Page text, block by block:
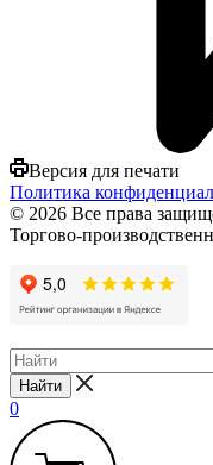
Версия для печати
Политика
© 2026 Все права
Торгово-
Найти
0